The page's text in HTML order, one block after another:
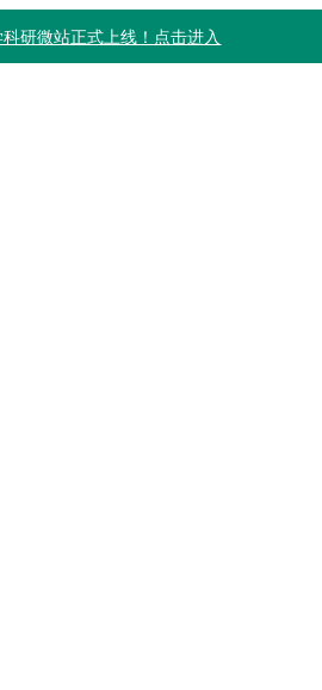
研微站正式上线！点击进入